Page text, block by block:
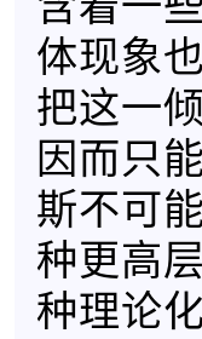
体现象
把这一
因而只
斯不可
种更高
种理论